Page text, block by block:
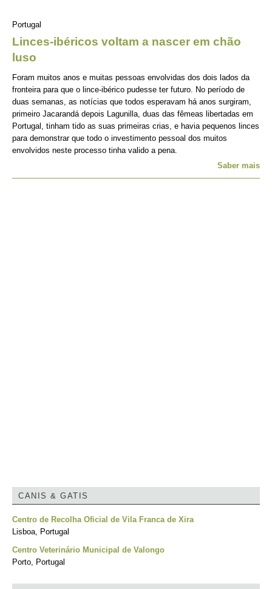
Portugal
Linces-ibéricos voltam a nascer em chão
luso
Foram muitos anos e muitas pessoas envolvidas dos dois lados da
fronteira para que o lince-ibérico pudesse ter futuro. No período de
duas semanas, as notícias que todos esperavam há anos surgiram,
primeiro Jacarandá depois Lagunilla, duas das fêmeas libertadas em
Portugal, tinham tido as suas primeiras crias, e havia pequenos linces
para demonstrar que todo o investimento pessoal dos muitos
envolvidos neste processo tinha valido a pena.
Saber mais
CANIS & GATIS
Centro de Recolha Oficial de Vila Franca de Xira
Lisboa, Portugal
Centro Veterinário Municipal de Valongo
Porto, Portugal